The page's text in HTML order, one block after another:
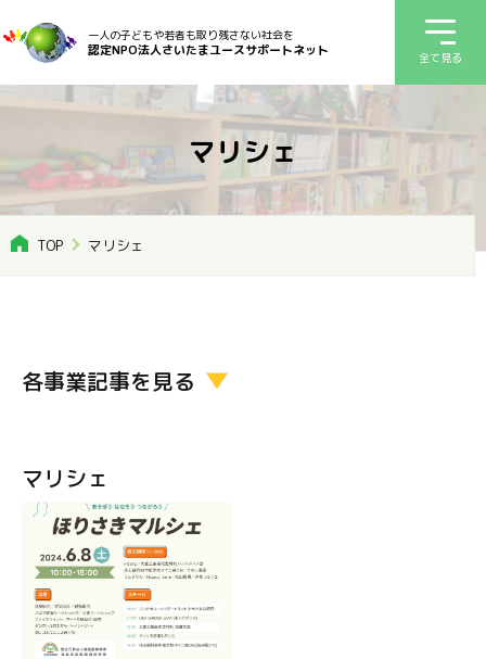
一人の子どもや若者も取り残さない社会を
認定NPO法人さいたまユースサポートネット 全て見る
マリシェ
TOP マリシェ
各事業記事を見る
マリシェ